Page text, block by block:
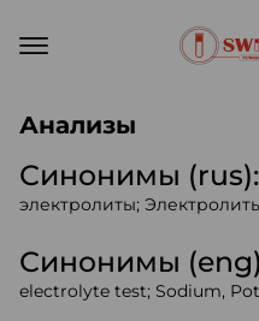
Анализы
Синонимы (rus):
электролиты;
Синонимы
electrolyte test; Sodium,